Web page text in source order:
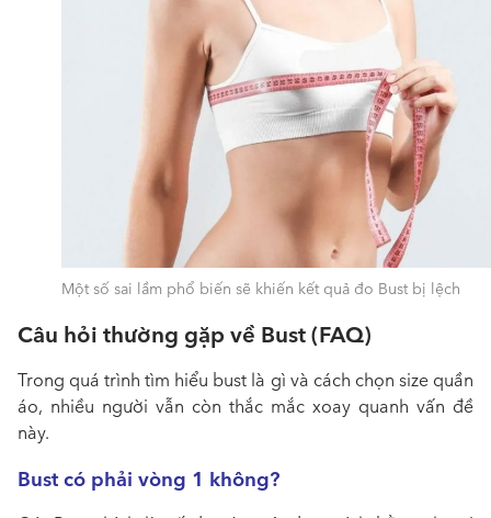
Một số sai lầm phổ biến sẽ khiến kết quả đo Bust bị lệch
Câu hỏi thường gặp về Bust (FAQ)
Trong quá trình tìm hiểu bust là gì và cách chọn size quần
áo, nhiều người vẫn còn thắc mắc xoay quanh vấn đề
này.
Bust có phải vòng 1 không?